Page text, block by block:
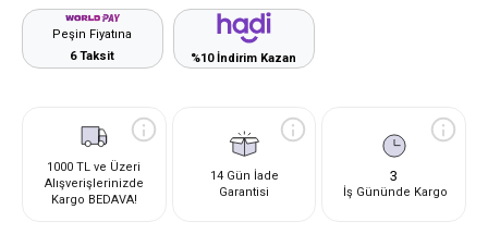
Peşin Fiyatına
6 Taksit
%10 İndirim Kazan
1000 TL ve Üzeri
Alışverişlerinizde
Kargo BEDAVA!
14 Gün İade
Garantisi
3
İş Gününde Kargo